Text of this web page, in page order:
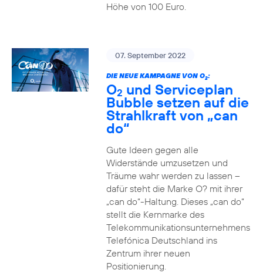
Höhe von 100 Euro.
07. September 2022
DIE NEUE KAMPAGNE VON O2:
O2 und Serviceplan
Bubble setzen auf die
Strahlkraft von „can
do“
Gute Ideen gegen alle
Widerstände umzusetzen und
Träume wahr werden zu lassen –
dafür steht die Marke O? mit ihrer
„can do“-Haltung. Dieses „can do“
stellt die Kernmarke des
Telekommunikationsunternehmens
Telefónica Deutschland ins
Zentrum ihrer neuen
Positionierung.